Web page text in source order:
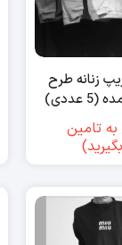
زنانه طرح
به تامین